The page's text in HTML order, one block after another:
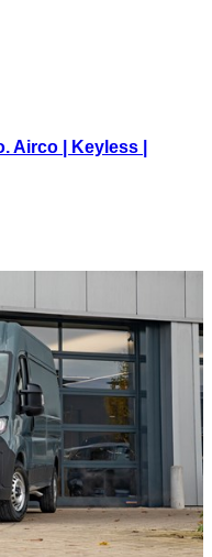
Airco | Keyless |